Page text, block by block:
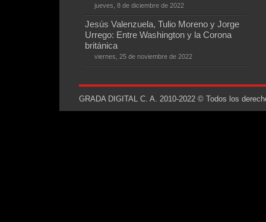
jueves, 8 de diciembre de 2022
Jesús Valenzuela, Tulio Moreno y Jorge
Urrego: Entre Washington y la Corona
británica
viernes, 25 de noviembre de 2022
GRADA DIGITAL C. A. 2010-2022 © Todos los